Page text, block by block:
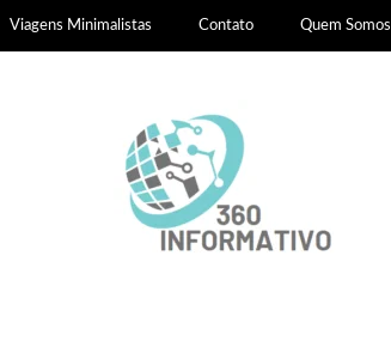
Viagens Minimalistas Contato Quem Somos